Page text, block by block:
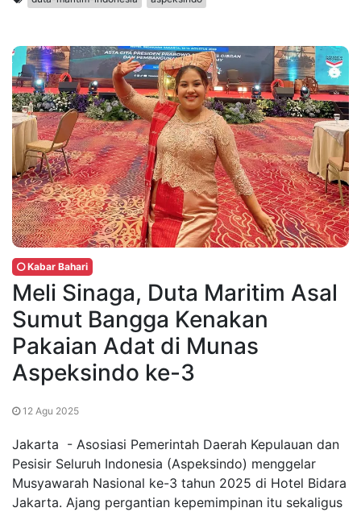
Kabar Bahari
Meli Sinaga, Duta Maritim Asal
Sumut Bangga Kenakan
Pakaian Adat di Munas
Aspeksindo ke-3
12 Agu 2025
Jakarta - Asosiasi Pemerintah Daerah Kepulauan dan
Pesisir Seluruh Indonesia (Aspeksindo) menggelar
Musyawarah Nasional ke-3 tahun 2025 di Hotel Bidara
Jakarta. Ajang pergantian kepemimpinan itu sekaligus